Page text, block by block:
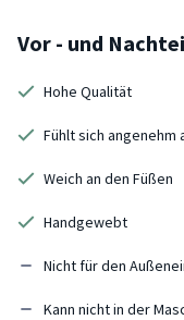
Vor - und
Hohe Qualität
Fühlt sich angenehm
Weich an den Füßen
Handgewebt
Nicht für den
Kann nicht in der